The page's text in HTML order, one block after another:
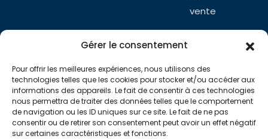
Gérer le consentement
Pour offrir les meilleures expériences, nous utilisons des
technologies telles que les cookies pour stocker et/ou accéder aux
informations des appareils. Le fait de consentir à ces technologies
nous permettra de traiter des données telles que le comportement
de navigation ou les ID uniques sur ce site. Le fait de ne pas
consentir ou de retirer son consentement peut avoir un effet négatif
sur certaines caractéristiques et fonctions.
vente
Tous
biens
Partenaires